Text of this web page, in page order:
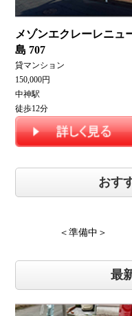
メゾンエクレーレニュ
島 707
貸マンション
150,000円
中神駅
徒歩12分
おす
＜準備中＞
最